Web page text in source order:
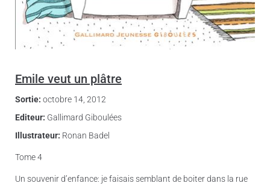
Emile veut un plâtre
Sortie: octobre 14, 2012
Editeur: Gallimard Giboulées
Illustrateur: Ronan Badel
Tome 4
Un souvenir d’enfance: je faisais semblant de boiter dans la rue